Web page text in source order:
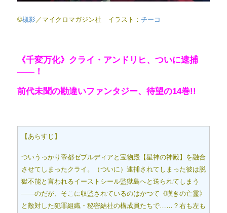
©槻影 ／マイクロマガジン社 イラスト： チーコ
《千変万化》クライ・アンドリヒ、ついに逮捕
――！
前代未聞の勘違いファンタジー、待望の14巻!!
【あらすじ】
ついうっかり帝都ゼブルディアと宝物殿【星神の神殿】を融合
させてしまったクライ。（ついに）逮捕されてしまった彼は脱
獄不能と言われるイーストシール監獄島へと送られてしまう
――のだが、そこに収監されているのはかつて《嘆きの亡霊》
と敵対した犯罪組織・秘密結社の構成員たちで……？右も左も